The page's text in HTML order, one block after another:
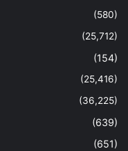
(580)
(25,712)
(154)
(25,416)
(36,225)
(639)
(651)